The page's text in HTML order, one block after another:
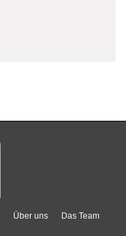
Über uns
Das Team